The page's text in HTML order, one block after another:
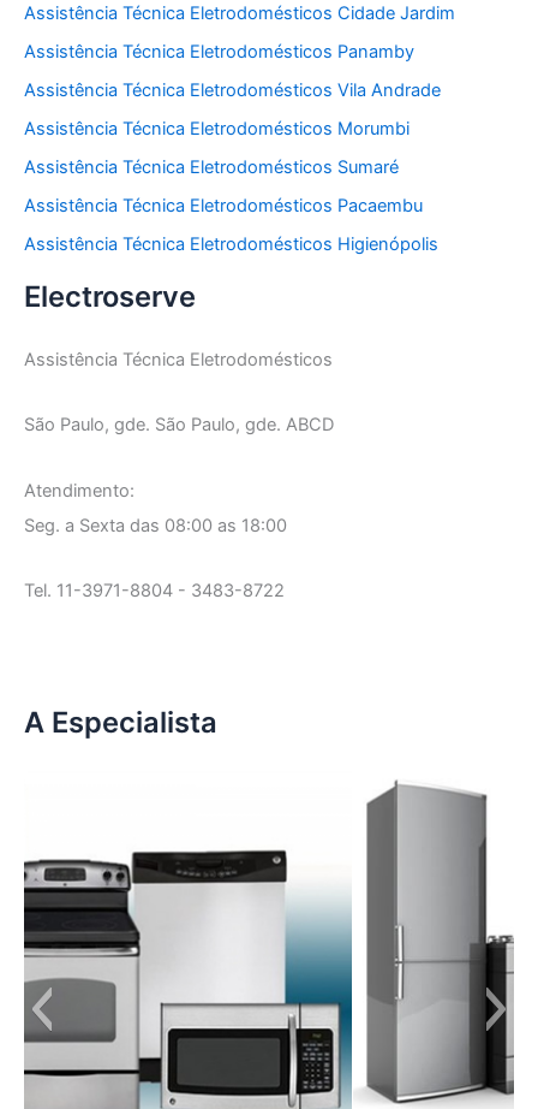
Assistência Técnica Eletrodomésticos Cidade Jardim
Assistência Técnica Eletrodomésticos Panamby
Assistência Técnica Eletrodomésticos Vila Andrade
Assistência Técnica Eletrodomésticos Morumbi
Assistência Técnica Eletrodomésticos Sumaré
Assistência Técnica Eletrodomésticos Pacaembu
Assistência Técnica Eletrodomésticos Higienópolis
Electroserve
Assistência Técnica Eletrodomésticos
São Paulo, gde. São Paulo, gde. ABCD
Atendimento:
Seg. a Sexta das 08:00 as 18:00
Tel. 11-3971-8804 - 3483-8722
A Especialista